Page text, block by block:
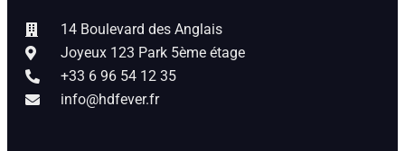
14 Boulevard des Anglais
Joyeux 123 Park 5ème étage
+33 6 96 54 12 35
info@hdfever.fr